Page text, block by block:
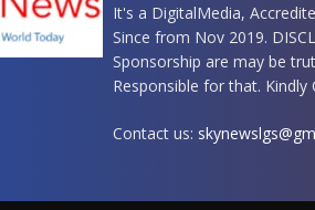
It's a DigitalMedia,
Since from Nov 2019.
Sponsorship are may be
Responsible for that. Kindly
Contact us: